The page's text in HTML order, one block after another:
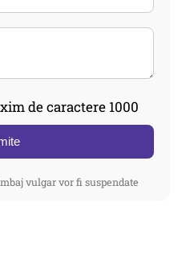
de caractere 1000
vulgar vor fi suspendate